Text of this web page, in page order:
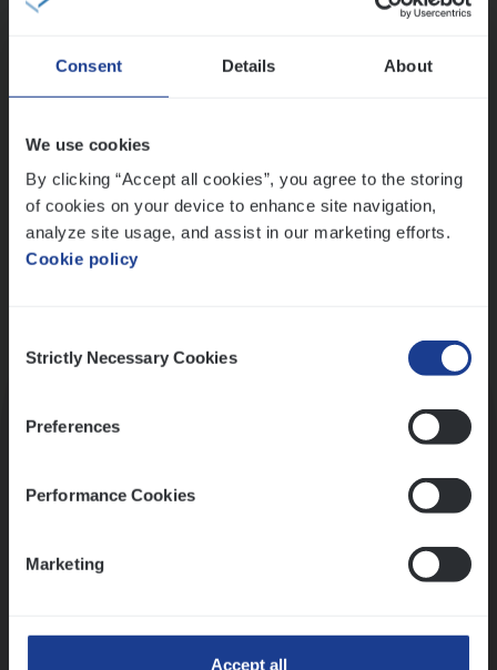
Consent Details About
We use cookies
By clicking “Accept all cookies”, you agree to the storing
of cookies on your device to enhance site navigation,
analyze site usage, and assist in our marketing efforts.
Cookie policy
Selection
Strictly Necessary Cookies
Preferences
Performance Cookies
Marketing
Accept all
Ons sollicitatieproces
Kennismaking met HR